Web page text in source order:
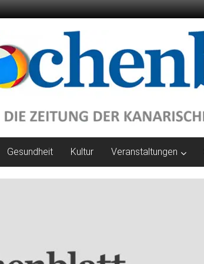
Gesundheit Kultur Veranstaltungen